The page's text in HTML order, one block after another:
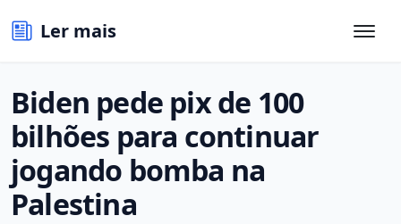
Ler mais
Biden pede pix de 100
bilhões para continuar
jogando bomba na
Palestina